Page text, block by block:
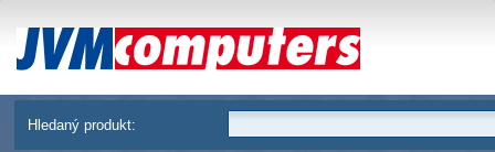
JVM Computers
Hledaný produkt: